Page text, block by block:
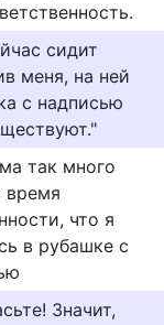
сидит
меня, на ней
с надписью
так много
время
что я
в рубашке с
Значит,